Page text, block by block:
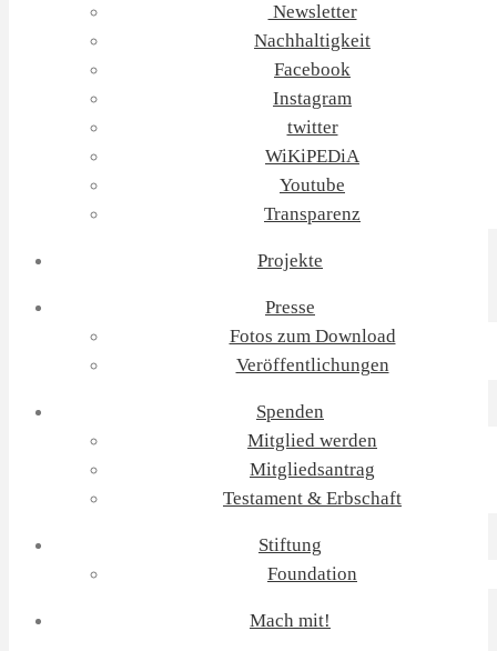
Newsletter
Nachhaltigkeit
Facebook
Instagram
twitter
WiKiPEDiA
Youtube
Transparenz
Projekte
Presse
Fotos zum Download
Veröffentlichungen
Spenden
Mitglied werden
Mitgliedsantrag
Testament & Erbschaft
Stiftung
Foundation
Mach mit!